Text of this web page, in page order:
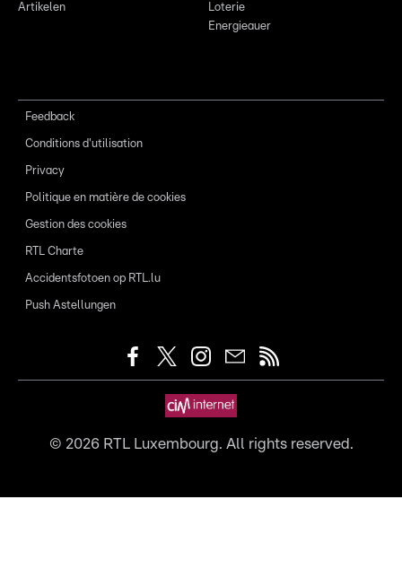
Artikelen
Loterie
Energieauer
Feedback
Conditions d'utilisation
Privacy
Politique en matière de cookies
Gestion des cookies
RTL Charte
Accidentsfotoen op RTL.lu
Push Astellungen
© 2026RTL Luxembourg. All rights reserved.